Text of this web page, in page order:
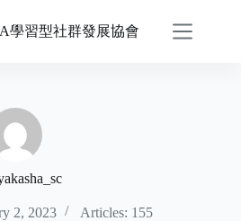
學習型社群發展協會
2, 2023 Articles: 155